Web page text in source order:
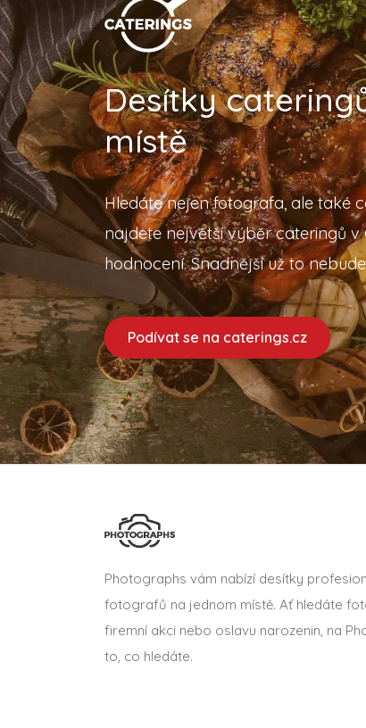
Desítky
místě
Hledáte nejen fotografa, ale také
najdete největší výběr cateringů v
hodnocení. Snadnější už to
Podívat se na caterings.cz
Photographs vám nabízí desítky
fotografů na jednom místě. Ať hledáte
firemní akci nebo oslavu narozenin, na
to, co hledáte.